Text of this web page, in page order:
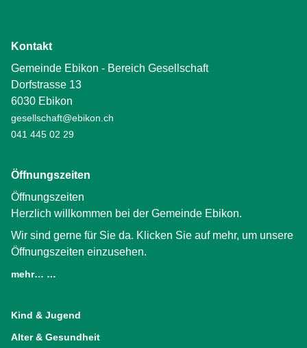
Kontakt
Gemeinde Ebikon - Bereich Gesellschaft
Dorfstrasse 13
6030 Ebikon
gesellschaft@ebikon.ch
041 445 02 29
Öffnungszeiten
Öffnungszeiten
Herzlich willkommen bei der Gemeinde Ebikon.
Wir sind gerne für Sie da. Klicken Sie auf mehr, um unsere
Öffnungszeiten einzusehen.
mehr… …
Kind & Jugend
Alter & Gesundheit